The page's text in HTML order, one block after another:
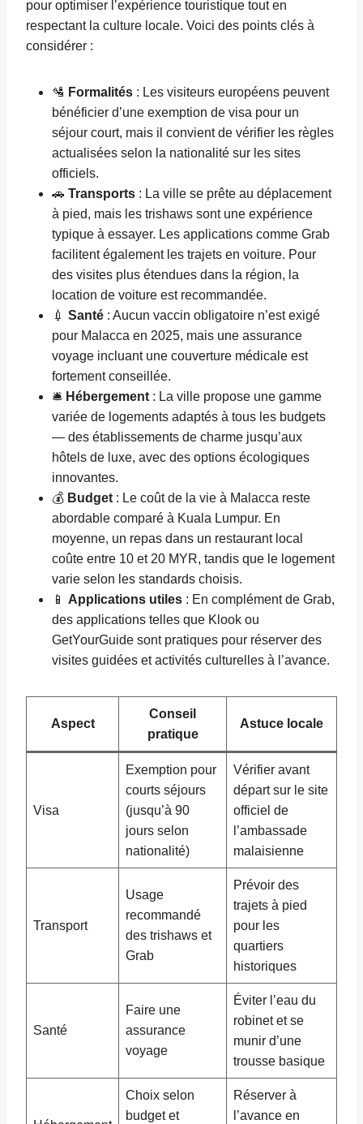
pour optimiser l’expérience touristique tout en
respectant la culture locale. Voici des points clés à
considérer :
🛂 Formalités : Les visiteurs européens peuvent
bénéficier d’une exemption de visa pour un
séjour court, mais il convient de vérifier les règles
actualisées selon la nationalité sur les sites
officiels.
🚗 Transports : La ville se prête au déplacement
à pied, mais les trishaws sont une expérience
typique à essayer. Les applications comme Grab
facilitent également les trajets en voiture. Pour
des visites plus étendues dans la région, la
location de voiture est recommandée.
💉 Santé : Aucun vaccin obligatoire n’est exigé
pour Malacca en 2025, mais une assurance
voyage incluant une couverture médicale est
fortement conseillée.
🛎 Hébergement : La ville propose une gamme
variée de logements adaptés à tous les budgets
— des établissements de charme jusqu’aux
hôtels de luxe, avec des options écologiques
innovantes.
💰 Budget : Le coût de la vie à Malacca reste
abordable comparé à Kuala Lumpur. En
moyenne, un repas dans un restaurant local
coûte entre 10 et 20 MYR, tandis que le logement
varie selon les standards choisis.
📱 Applications utiles : En complément de Grab,
des applications telles que Klook ou
GetYourGuide sont pratiques pour réserver des
visites guidées et activités culturelles à l’avance.
Aspect
Conseil
pratique
Astuce locale
Visa
Exemption pour
courts séjours
(jusqu’à 90
jours selon
nationalité)
Vérifier avant
départ sur le site
officiel de
l’ambassade
malaisienne
Transport
Usage
recommandé
des trishaws et
Grab
Prévoir des
trajets à pied
pour les
quartiers
historiques
Santé
Faire une
assurance
voyage
Éviter l’eau du
robinet et se
munir d’une
trousse basique
Choix selon
budget et
Réserver à
l’avance en